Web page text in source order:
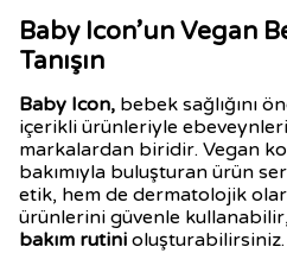
Baby Icon’un Vegan
Tanışın
Baby Icon, bebek sağlığını
içerikli ürünleriyle
markalardan biridir. Vegan
bakımıyla buluşturan ürün
etik, hem de dermatolojik
ürünlerini güvenle
bakım rutini oluşturabilirsiniz.